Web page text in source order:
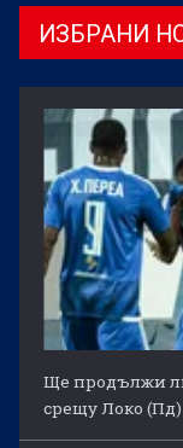
ИЗБРАНИ
Ще продължи
срещу Локо (Пд)